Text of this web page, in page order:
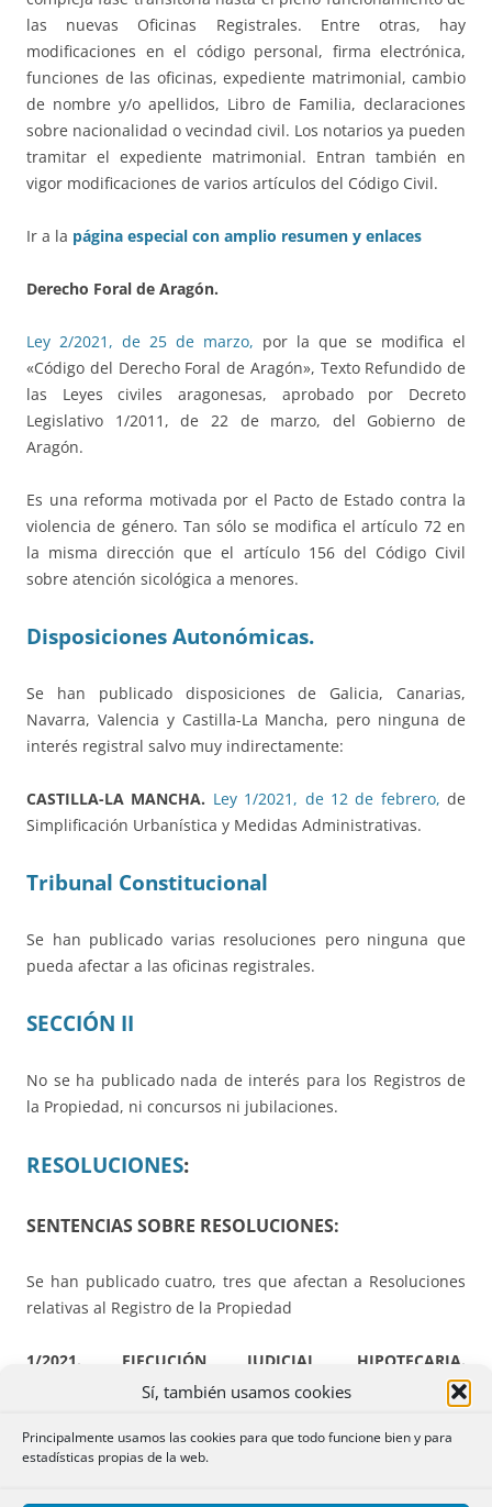
Sí, también usamos cookies
Principalmente usamos las cookies para que todo funcione bien y para
estadísticas propias de la web.
las nuevas Oficinas Registrales. Entre otras, hay
modificaciones en el código personal, firma electrónica,
funciones de las oficinas, expediente matrimonial, cambio
de nombre y/o apellidos, Libro de Familia, declaraciones
sobre nacionalidad o vecindad civil. Los notarios ya pueden
tramitar el expediente matrimonial. Entran también en
vigor modificaciones de varios artículos del Código Civil.
Ir a la página especial con amplio resumen y enlaces
Derecho Foral de Aragón.
Ley 2/2021, de 25 de marzo, por la que se modifica el
«Código del Derecho Foral de Aragón», Texto Refundido de
las Leyes civiles aragonesas, aprobado por Decreto
Legislativo 1/2011, de 22 de marzo, del Gobierno de
Aragón.
Es una reforma motivada por el Pacto de Estado contra la
violencia de género. Tan sólo se modifica el artículo 72 en
la misma dirección que el artículo 156 del Código Civil
sobre atención sicológica a menores.
Disposiciones Autonómicas.
Se han publicado disposiciones de Galicia, Canarias,
Navarra, Valencia y Castilla-La Mancha, pero ninguna de
interés registral salvo muy indirectamente:
CASTILLA-LA MANCHA. Ley 1/2021, de 12 de febrero, de
Simplificación Urbanística y Medidas Administrativas.
Tribunal Constitucional
Se han publicado varias resoluciones pero ninguna que
pueda afectar a las oficinas registrales.
SECCIÓN II
No se ha publicado nada de interés para los Registros de
la Propiedad, ni concursos ni jubilaciones.
RESOLUCIONES:
SENTENCIAS SOBRE RESOLUCIONES:
Se han publicado cuatro, tres que afectan a Resoluciones
relativas al Registro de la Propiedad
1/2021. EJECUCIÓN JUDICIAL HIPOTECARIA.
ADJUDICACIÓN POR DEBAJO DEL 50% DEL VALOR DE
TASACIÓN DE INMUEBLES NO VIVIENDA HABITUAL.La
Sentencia firme de 17-10-2019 del Juzgado de Primera
Instancia nº 5 de Burgos, cuyo fallo publica el